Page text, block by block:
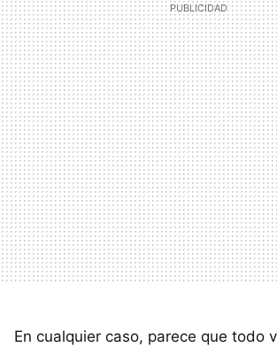
En cualquier caso, parece que todo